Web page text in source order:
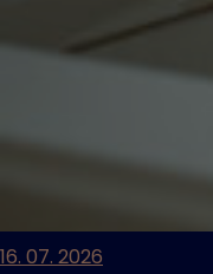
16. 07. 2026